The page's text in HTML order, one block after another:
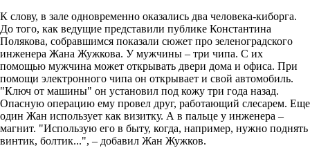
К слову, в зале одновременно оказались два человека-киборга.
До того, как ведущие представили публике Константина
Полякова, собравшимся показали сюжет про зеленоградского
инженера Жана Жужкова. У мужчины – три чипа. С их
помощью мужчина может открывать двери дома и офиса. При
помощи электронного чипа он открывает и свой автомобиль.
"Ключ от машины" он установил под кожу три года назад.
Опасную операцию ему провел друг, работающий слесарем. Еще
один Жан использует как визитку. А в пальце у инженера –
магнит. "Использую его в быту, когда, например, нужно поднять
винтик, болтик...", – добавил Жан Жужков.